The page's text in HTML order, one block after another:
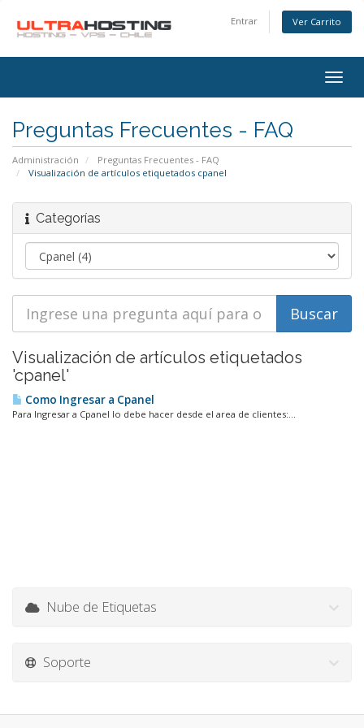
Entrar Ver Carrito
Preguntas Frecuentes - FAQ
Administración
Preguntas Frecuentes - FAQ
Visualización de artículos etiquetados cpanel
Categorías
Visualización de artículos etiquetados
'cpanel'
Como Ingresar a Cpanel
Para Ingresar a Cpanel lo debe hacer desde el area de clientes:...
Nube de Etiquetas
Soporte